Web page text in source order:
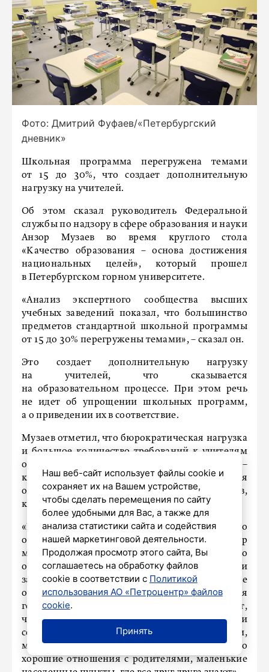
Фото: Дмитрий Фуфаев/«Петербургский
дневник»
Школьная программа перегружена темами
от 15 до 30%, что создает дополнительную
нагрузку на учителей.
Об этом сказал руководитель Федеральной
службы по надзору в сфере образования и науки
Анзор Музаев во время круглого стола
«Качество образования – основа достижения
национальных целей», который прошел
в Петербургском горном университете.
«Анализ экспертного сообщества высших
учебных заведений показал, что большинство
предметов стандартной школьной программы
от 15 до 30% перегружены темами», – сказал он.
Это создает дополнительную нагрузку
на учителей, что сказывается
на образовательном процессе. При этом речь
не идет об упрощении школьных программ,
а о приведении их в соответствие.
Музаев отметил, что бюрократическая нагрузка
и большое количество требований к учителям
отвлекает их от главной функции –
качественного образования. Они занимаются
отчетами, пытаются достичь рейтингов,
которые не дают объективной оценки.
«Еще одна большая потеря для нашего
образования в 1990-е и 2000-е годы – до сих пор
мы потеряли целую культуру объективного
оценивания. Начиная от ежедневной оценки
за успеваемость, не важно, в каком уровне
образования организация, заканчивая
государственной аттестацией. Это не значит,
что за красивый аттестат, золотую или
серебряную медаль кто-то получил деньги,
материальную ценность. Часто это просто
хорошие отношения с родителями, маленькие
Наш веб-сайт использует файлы cookie и
сохраняет их на Вашем устройстве,
чтобы сделать перемещения по сайту
более удобными для Вас, а также для
анализа статистики сайта и содействия
нашей маркетинговой деятельности.
Продолжая просмотр этого сайта, Вы
соглашаетесь на обработку файлов
cookie в соответствии с Политикой
использования АО «Петроцентр» файлов
cookie.
Принять